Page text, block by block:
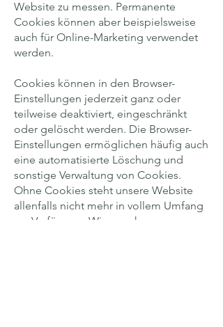
Website zu messen. Permanente
Cookies können aber beispiels­weise
auch für Online-Marketing verwendet
werden.
Cookies können in den Browser-
Einstellungen jederzeit ganz oder
teilweise deaktiviert, eingeschränkt
oder gelöscht werden. Die Browser-
Einstellungen ermöglichen häufig auch
eine automatisierte Löschung und
sonstige Verwaltung von Cookies.
Ohne Cookies steht unsere Website
allenfalls nicht mehr in vollem Umfang
zur Verfügung. Wir ersuchen –